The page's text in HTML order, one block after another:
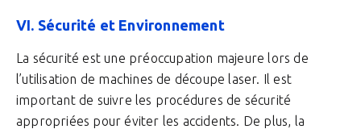
VI. Sécurité et Environnement
La sécurité est une préoccupation majeure lors de
l’utilisation de machines de découpe laser. Il est
important de suivre les procédures de sécurité
appropriées pour éviter les accidents. De plus, la